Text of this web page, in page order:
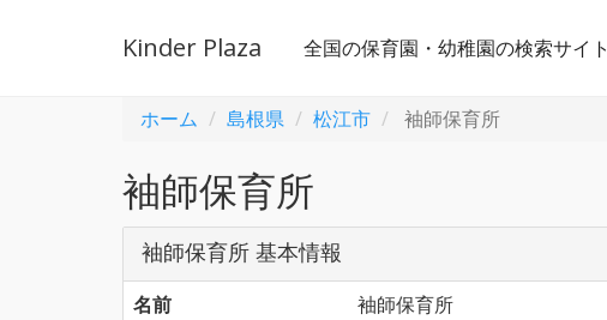
Kinder Plaza 全国の保育園・幼稚園の検索サイト
ホーム 島根県 松江市 袖師保育所
袖師保育所
袖師保育所 基本情報
名前
袖師保育所